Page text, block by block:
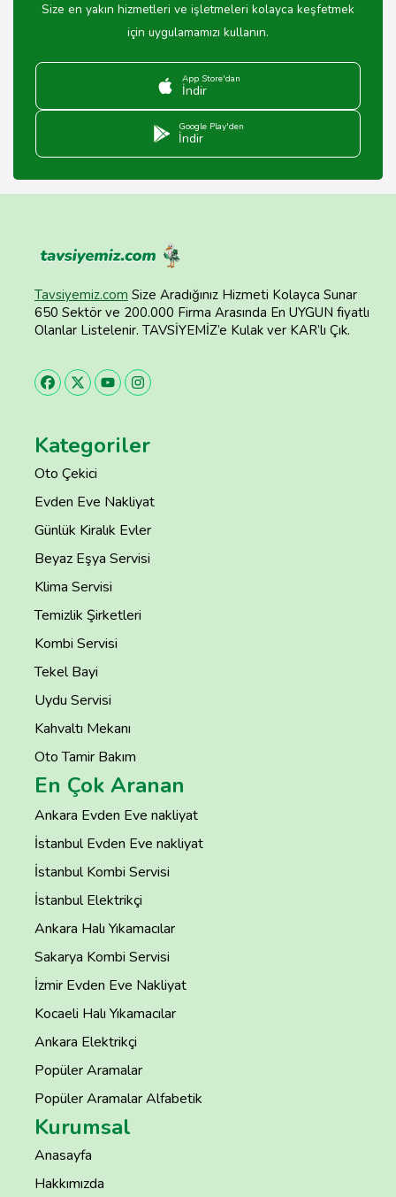
Size en yakın hizmetleri ve işletmeleri kolayca keşfetmek
için uygulamamızı kullanın.
App Store'dan
İndir
Google Play'den
İndir
Tavsiyemiz.com Size Aradığınız Hizmeti Kolayca Sunar
650 Sektör ve 200.000 Firma Arasında En UYGUN fiyatlı
Olanlar Listelenir. TAVSİYEMİZ’e Kulak ver KAR’lı Çık.
Kategoriler
Oto Çekici
Evden Eve Nakliyat
Günlük Kiralık Evler
Beyaz Eşya Servisi
Klima Servisi
Temizlik Şirketleri
Kombi Servisi
Tekel Bayi
Uydu Servisi
Kahvaltı Mekanı
Oto Tamir Bakım
En Çok Aranan
Ankara Evden Eve nakliyat
İstanbul Evden Eve nakliyat
İstanbul Kombi Servisi
İstanbul Elektrikçi
Ankara Halı Yıkamacılar
Sakarya Kombi Servisi
İzmir Evden Eve Nakliyat
Kocaeli Halı Yıkamacılar
Ankara Elektrikçi
Popüler Aramalar
Popüler Aramalar Alfabetik
Kurumsal
Anasayfa
Hakkımızda